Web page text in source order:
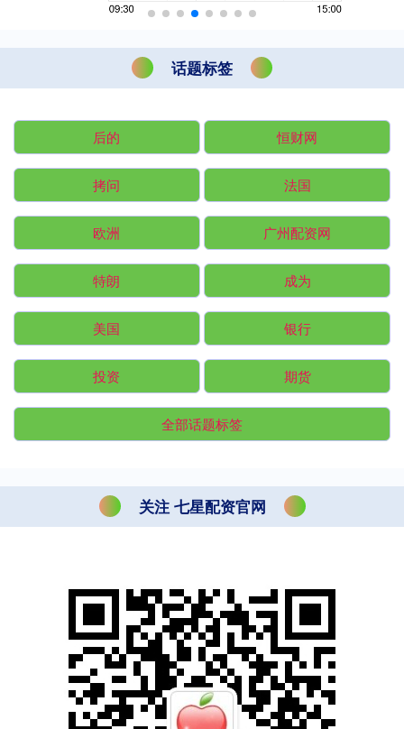
话题标签
后的 恒财网
拷问 法国
欧洲 广州配资网
特朗 成为
美国 银行
投资 期货
全部话题标签
关注 七星配资官网